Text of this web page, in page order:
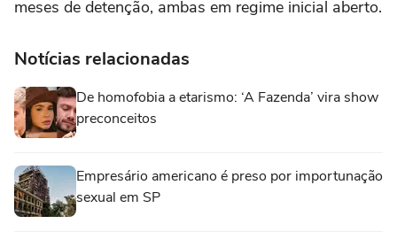
meses de detenção, ambas em regime inicial aberto.
Notícias relacionadas
De homofobia a etarismo: ‘A Fazenda’ vira show
preconceitos
Empresário americano é preso por importunação
sexual em SP